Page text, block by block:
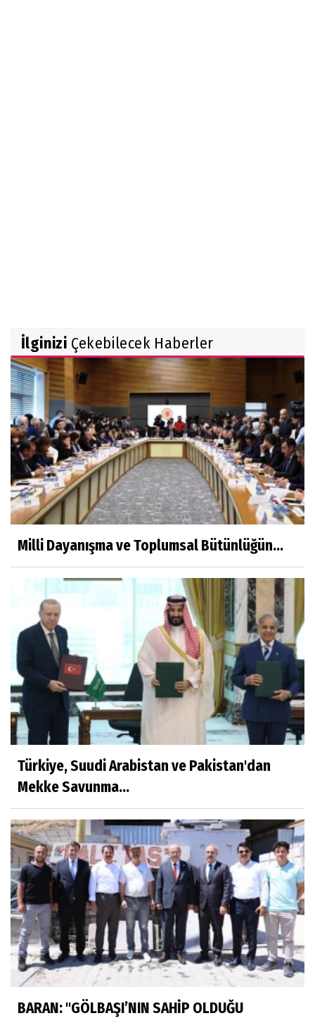
İlginizi Çekebilecek Haberler
Milli Dayanışma ve Toplumsal Bütünlüğün...
Türkiye, Suudi Arabistan ve Pakistan'dan
Mekke Savunma...
BARAN: "GÖLBAŞI’NIN SAHİP OLDUĞU